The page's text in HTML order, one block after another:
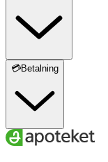
💳Betalning